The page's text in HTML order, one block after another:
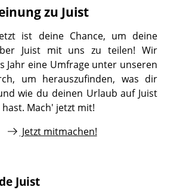
zu Juist
ist deine Chance, um deine
Juist mit uns zu teilen! Wir
Jahr eine Umfrage unter unseren
um herauszufinden, was dir
wie du deinen Urlaub auf Juist
Mach' jetzt mit!
Jetzt mitmachen!
Juist